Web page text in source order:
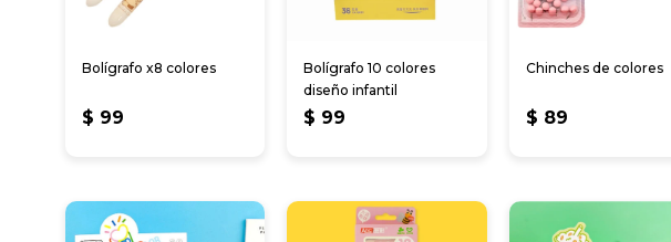
Bolígrafo x8 colores
$ 99
Bolígrafo 10 colores
diseño infantil
$ 99
Chinches de colores
$ 89